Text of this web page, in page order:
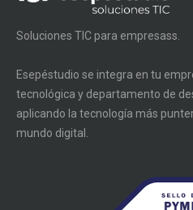
Soluciones TIC para empresass.
Esepéstudio se integra en tu
tecnológica y departamento de
aplicando la tecnología más
mundo digital.